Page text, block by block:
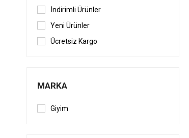
İndirimli Ürünler
Yeni Ürünler
Ücretsiz Kargo
MARKA
Giyim